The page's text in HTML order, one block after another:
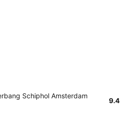
Schiphol Amsterdam
9.4